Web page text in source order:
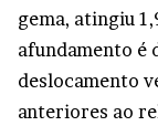
gema, atingiu
afundamento é
deslocamento
anteriores ao